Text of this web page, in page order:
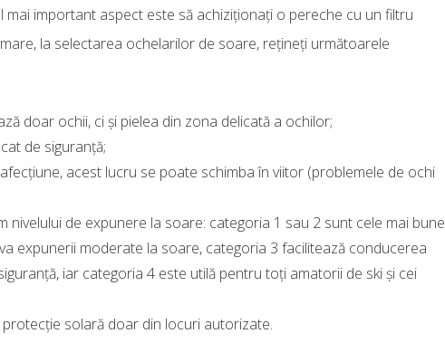
mai important aspect este să achiziţionaţi o pereche cu un filtru
la selectarea ochelarilor de soare, reţineţi următoarele
doar ochii, ci şi pielea din zona delicată a ochilor;
de siguranţă;
acest lucru se poate schimba în viitor (problemele de ochi
nivelului de expunere la soare: categoria 1 sau 2 sunt cele mai bune
expunerii moderate la soare, categoria 3 facilitează conducerea
iar categoria 4 este utilă pentru toţi amatorii de ski şi cei
solară doar din locuri autorizate.